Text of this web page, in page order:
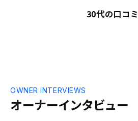
30代の口コ
オーナーインタビュー
OWNER INTERVIEWS